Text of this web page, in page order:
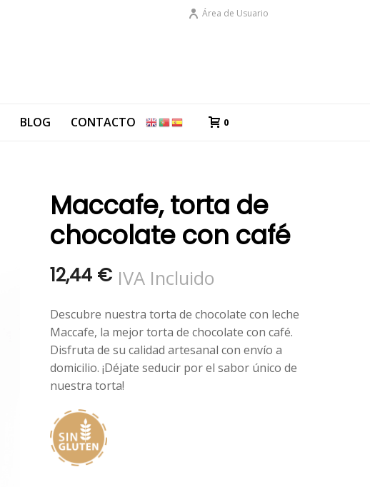
Área de Usuario
BLOG CONTACTO 0
Maccafe, torta de
chocolate con café
12,44 € IVA Incluido
Descubre nuestra torta de chocolate con leche
Maccafe, la mejor torta de chocolate con café.
Disfruta de su calidad artesanal con envío a
domicilio. ¡Déjate seducir por el sabor único de
nuestra torta!